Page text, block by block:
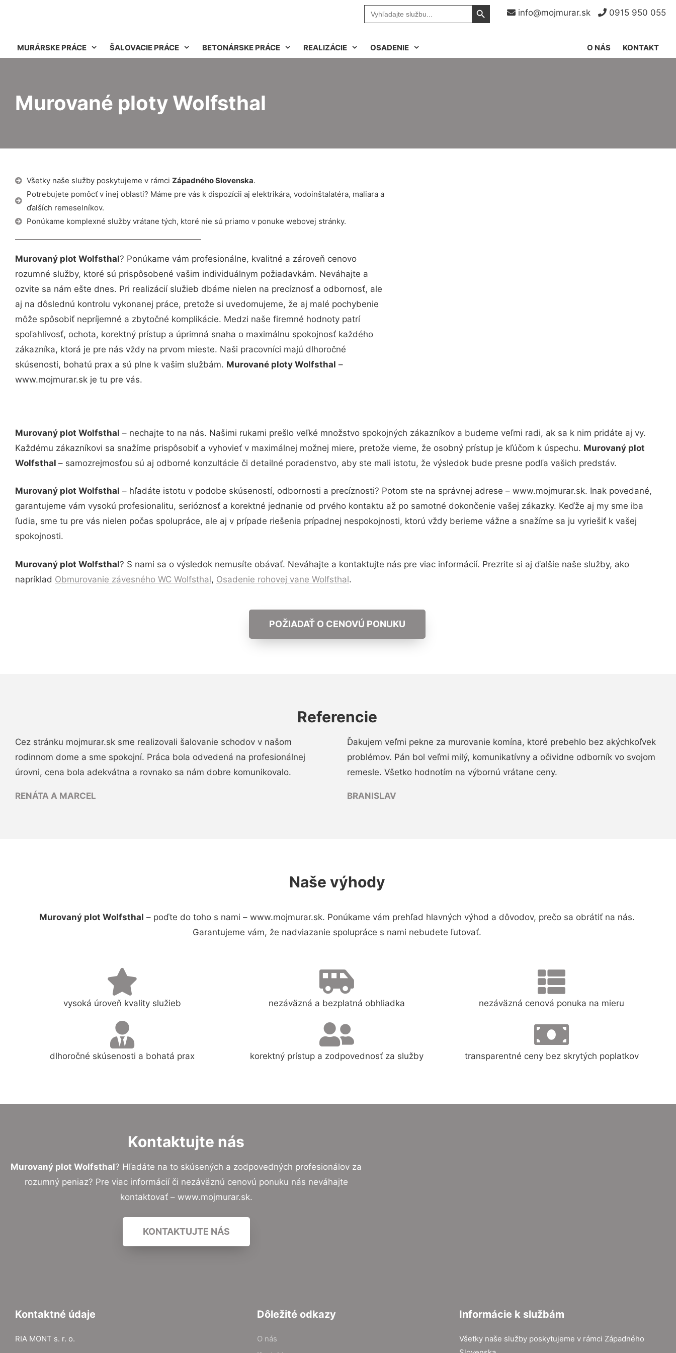
info@mojmurar.sk 0915 950 055
Search
for:
Search Button
MURÁRSKE PRÁCE ŠALOVACIE PRÁCE BETONÁRSKE PRÁCE REALIZÁCIE OSADENIE KONTAKT
O NÁS
Murované ploty Wolfsthal
Všetky naše služby poskytujeme v rámci Západného Slovenska.
Potrebujete pomôcť v inej oblasti? Máme pre vás k dispozícii aj elektrikára, vodoinštalatéra, maliara a
ďalších remeselníkov.
Ponúkame komplexné služby vrátane tých, ktoré nie sú priamo v ponuke webovej stránky.
Murovaný plot Wolfsthal? Ponúkame vám profesionálne, kvalitné a zároveň cenovo
rozumné služby, ktoré sú prispôsobené vašim individuálnym požiadavkám. Neváhajte a
ozvite sa nám ešte dnes. Pri realizácií služieb dbáme nielen na precíznosť a odbornosť, ale
aj na dôslednú kontrolu vykonanej práce, pretože si uvedomujeme, že aj malé pochybenie
môže spôsobiť nepríjemné a zbytočné komplikácie. Medzi naše firemné hodnoty patrí
spoľahlivosť, ochota, korektný prístup a úprimná snaha o maximálnu spokojnosť každého
zákazníka, ktorá je pre nás vždy na prvom mieste. Naši pracovníci majú dlhoročné
skúsenosti, bohatú prax a sú plne k vašim službám. Murované ploty Wolfsthal –
www.mojmurar.sk je tu pre vás.
Murovaný plot Wolfsthal – nechajte to na nás. Našimi rukami prešlo veľké množstvo spokojných zákazníkov a budeme veľmi radi, ak sa k nim pridáte aj vy.
Každému zákazníkovi sa snažíme prispôsobiť a vyhovieť v maximálnej možnej miere, pretože vieme, že osobný prístup je kľúčom k úspechu. Murovaný plot
Wolfsthal – samozrejmosťou sú aj odborné konzultácie či detailné poradenstvo, aby ste mali istotu, že výsledok bude presne podľa vašich predstáv.
Murovaný plot Wolfsthal – hľadáte istotu v podobe skúseností, odbornosti a precíznosti? Potom ste na správnej adrese – www.mojmurar.sk. Inak povedané,
garantujeme vám vysokú profesionalitu, serióznosť a korektné jednanie od prvého kontaktu až po samotné dokončenie vašej zákazky. Keďže aj my sme iba
ľudia, sme tu pre vás nielen počas spolupráce, ale aj v prípade riešenia prípadnej nespokojnosti, ktorú vždy berieme vážne a snažíme sa ju vyriešiť k vašej
spokojnosti.
Murovaný plot Wolfsthal? S nami sa o výsledok nemusíte obávať. Neváhajte a kontaktujte nás pre viac informácií. Prezrite si aj ďalšie naše služby, ako
napríklad Obmurovanie závesného WC Wolfsthal, Osadenie rohovej vane Wolfsthal.
POŽIADAŤ O CENOVÚ PONUKU
Referencie
Cez stránku mojmurar.sk sme realizovali šalovanie schodov v našom
rodinnom dome a sme spokojní. Práca bola odvedená na profesionálnej
úrovni, cena bola adekvátna a rovnako sa nám dobre komunikovalo.
RENÁTA A MARCEL
Ďakujem veľmi pekne za murovanie komína, ktoré prebehlo bez akýchkoľvek
problémov. Pán bol veľmi milý, komunikatívny a očividne odborník vo svojom
remesle. Všetko hodnotím na výbornú vrátane ceny.
BRANISLAV
Naše výhody
Murovaný plot Wolfsthal – poďte do toho s nami – www.mojmurar.sk. Ponúkame vám prehľad hlavných výhod a dôvodov, prečo sa obrátiť na nás.
Garantujeme vám, že nadviazanie spolupráce s nami nebudete ľutovať.
vysoká úroveň kvality služieb nezáväzná a bezplatná obhliadka nezáväzná cenová ponuka na mieru
dlhoročné skúsenosti a bohatá prax korektný prístup a zodpovednosť za služby transparentné ceny bez skrytých poplatkov
Kontaktujte nás
Murovaný plot Wolfsthal? Hľadáte na to skúsených a zodpovedných profesionálov za
rozumný peniaz? Pre viac informácií či nezáväznú cenovú ponuku nás neváhajte
kontaktovať – www.mojmurar.sk.
KONTAKTUJTE NÁS
Kontaktné údaje
RIA MONT s. r. o.
Dôležité odkazy
O nás
Informácie k službám
Všetky naše služby poskytujeme v rámci Západného